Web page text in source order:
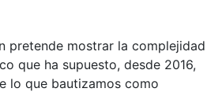
pretende mostrar la complejidad
que ha supuesto, desde 2016,
lo que bautizamos como